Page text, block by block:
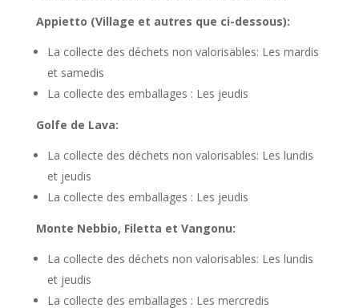
Appietto (Village et autres que ci-dessous):
La collecte des déchets non valorisables: Les mardis
et samedis
La collecte des emballages : Les jeudis
Golfe de Lava:
La collecte des déchets non valorisables: Les lundis
et jeudis
La collecte des emballages : Les jeudis
Monte Nebbio, Filetta et Vangonu:
La collecte des déchets non valorisables: Les lundis
et jeudis
La collecte des emballages : Les mercredis